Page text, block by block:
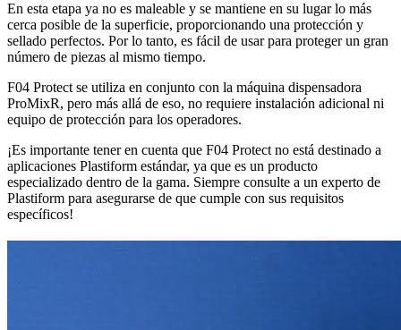
En esta etapa ya no es maleable y se mantiene en su lugar lo más
cerca posible de la superficie, proporcionando una protección y
sellado perfectos. Por lo tanto, es fácil de usar para proteger un gran
número de piezas al mismo tiempo.
F04 Protect se utiliza en conjunto con la máquina dispensadora
ProMixR, pero más allá de eso, no requiere instalación adicional ni
equipo de protección para los operadores.
¡Es importante tener en cuenta que F04 Protect no está destinado a
aplicaciones Plastiform estándar, ya que es un producto
especializado dentro de la gama. Siempre consulte a un experto de
Plastiform para asegurarse de que cumple con sus requisitos
específicos!